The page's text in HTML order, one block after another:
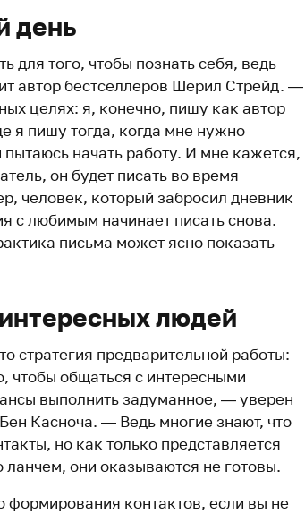
день
для того, чтобы познать себя, ведь
автор бестселлеров Шерил Стрейд. —
целях: я, конечно, пишу как автор
я пишу тогда, когда мне нужно
начать работу. И мне кажется,
он будет писать во время
человек, который забросил дневник
с любимым начинает писать снова.
письма может ясно показать
людей
стратегия предварительной работы:
чтобы общаться с интересными
выполнить задуманное, — уверен
Касноча. — Ведь многие знают, что
но как только представляется
ланчем, они оказываются не готовы.
формирования контактов, если вы не